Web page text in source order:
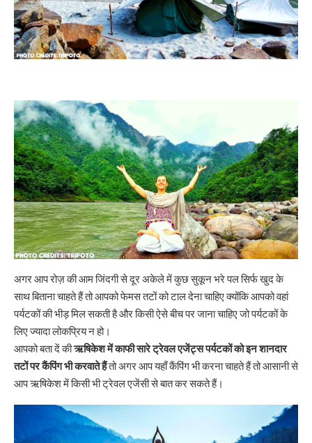
अगर आप रोज़ की आम जिंदगी से दूर अकेले में कुछ सुकून भरे पल सिर्फ खुद के
साथ बिताना चाहते हैं तो आपको फेमस तटों को टाल देना चाहिए क्योंकि आपको वहां
पर्यटकों की भीड़ मिल सकती है और किसी ऐसे बीच पर जाना चाहिए जो पर्यटकों के
लिए ज्यादा लोकप्रिय न हो।
आपको बता दें कीऋषिकेश में काफी सारे ट्रेवल एजेंट्स पर्यटकों को इन शानदार
तटों पर कैंपिंग भी करवाते हैंतो अगर आप यहाँ कैंपिंग भी करना चाहते हैं तो आसानी से
आप ऋषिकेश में किसी भी ट्रेवल एजेंसी से बात कर सकते हैं।